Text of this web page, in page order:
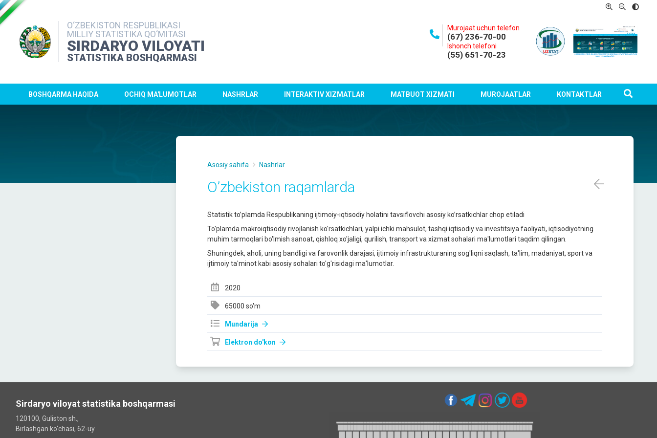
O‘ZBEKISTON RESPUBLIKASI
MILLIY STATISTIKA QO‘MITASI
SIRDARYO VILOYATI
STATISTIKA BOSHQARMASI
Murojaat uchun telefon
(67) 236-70-00
Ishonch telefoni
(55) 651-70-23
BOSHQARMA HAQIDA OCHIQ MA'LUMOTLAR NASHRLAR INTERAKTIV XIZMATLAR MATBUOT XIZMATI MUROJAATLAR KONTAKTLAR
Asosiy sahifa Nashrlar
O’zbekiston raqamlarda
Statistik to’plamda Respublikaning ijtimoiy-iqtisodiy holatini tavsiflovchi asosiy ko’rsatkichlar chop etiladi
To'plamda makroiqtisodiy rivojlanish ko'rsatkichlari, yalpi ichki mahsulot, tashqi iqtisodiy va investitsiya faoliyati, iqtisodiyotning
muhim tarmoqlari bo'lmish sanoat, qishloq xo'jaligi, qurilish, transport va xizmat sohalari ma'lumotlari taqdim qilingan.
Shuningdek, aholi, uning bandligi va farovonlik darajasi, ijtimoiy infrastrukturaning sog'liqni saqlash, ta'lim, madaniyat, sport va
ijtimoiy ta'minot kabi asosiy sohalari to'g'risidagi ma'lumotlar.
2020
65000 so'm
Mundarija
Elektron do'kon
Sirdaryo viloyat statistika boshqarmasi
120100, Guliston sh.,
Birlashgan ko‘chаsi, 62-uy